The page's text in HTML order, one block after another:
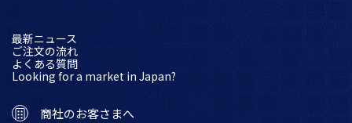
最新ニュース
ご注文の流れ
よくある質問
Looking for a market in Japan?
商社のお客さまへ